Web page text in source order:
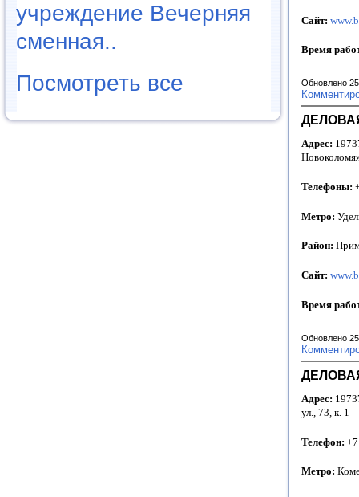
учреждение Вечерняя
сменная..
Посмотреть все
Сайт:
Время
Обновлено
Адрес:
Телефоны:
Метро:
Район:
Сайт:
Время
Обновлено
Адрес:
ул., 73, к. 1
Телефон:
Метро: